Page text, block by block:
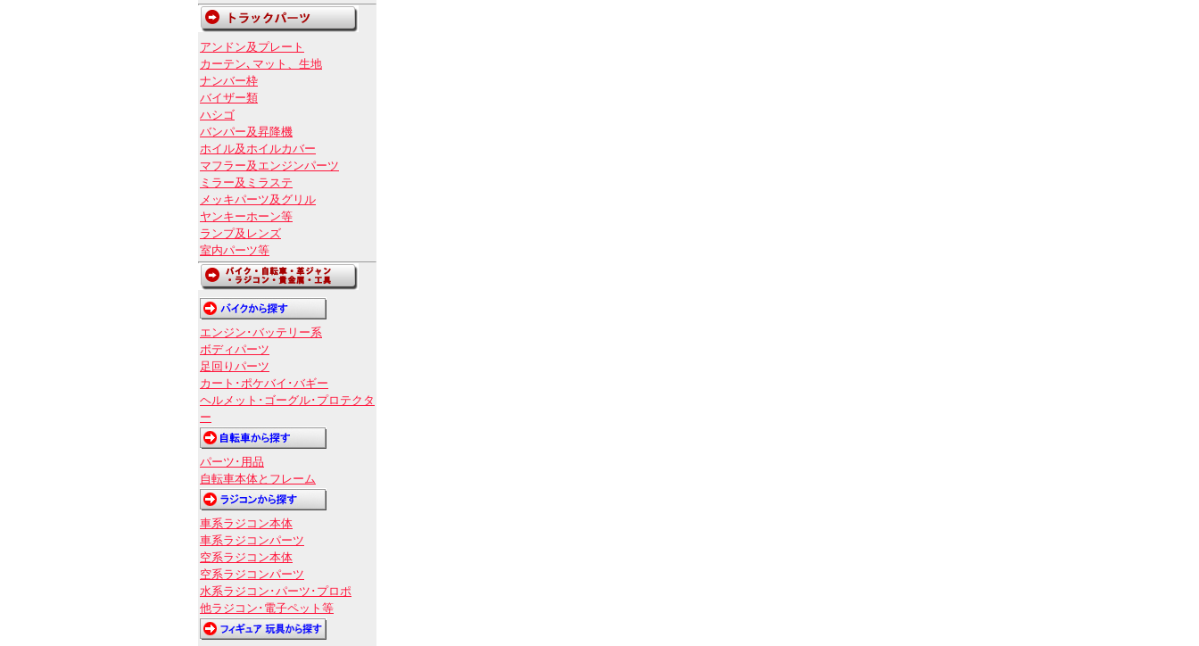
アンドン及プレート
カーテン､マット、生地
ナンバー枠
バイザー類
ハシゴ
バンパー及昇降機
ホイル及ホイルカバー
マフラー及エンジンパーツ
ミラー及ミラステ
メッキパーツ及グリル
ヤンキーホーン等
ランプ及レンズ
室内パーツ等
エンジン･バッテリー系
ボディパーツ
足回りパーツ
カート･ポケバイ･バギー
ヘルメット･ゴーグル･プロテクタ
ー
パーツ･用品
自転車本体とフレーム
車系ラジコン本体
車系ラジコンパーツ
空系ラジコン本体
空系ラジコンパーツ
水系ラジコン･パーツ･プロポ
他ラジコン･電子ペット等